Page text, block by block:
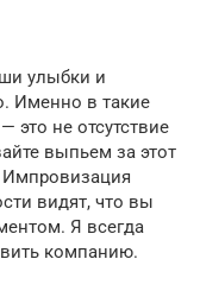
улыбки и
Именно в такие
не отсутствие
выпьем за этот
Импровизация
видят, что вы
Я всегда
компанию.